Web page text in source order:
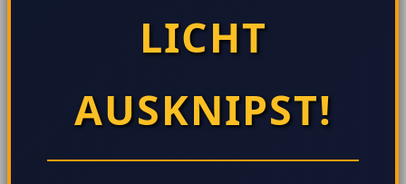
LICHT
AUSKNIPST!